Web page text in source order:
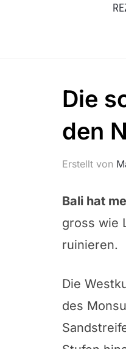
Die
den
Erstellt von
Bali hat
gross wie
ruinieren.
Die
des